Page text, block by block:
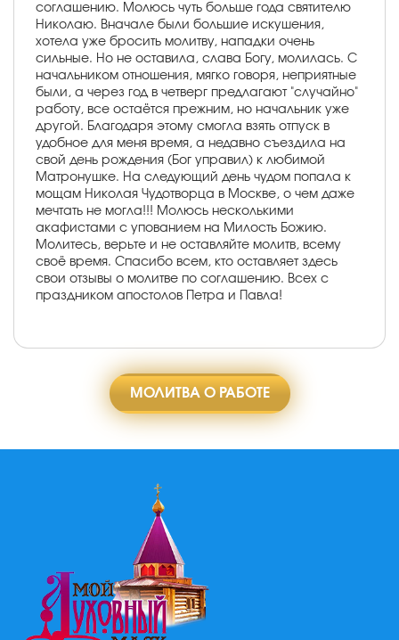
соглашению. Молюсь чуть больше года святителю
Николаю. Вначале были большие искушения,
хотела уже бросить молитву, нападки очень
сильные. Но не оставила, слава Богу, молилась. С
начальником отношения, мягко говоря, неприятные
были, а через год в четверг предлагают "случайно"
работу, все остаётся прежним, но начальник уже
другой. Благодаря этому смогла взять отпуск в
удобное для меня время, а недавно съездила на
свой день рождения (Бог управил) к любимой
Матронушке. На следующий день чудом попала к
мощам Николая Чудотворца в Москве, о чем даже
мечтать не могла!!! Молюсь несколькими
акафистами с упованием на Милость Божию.
Молитесь, верьте и не оставляйте молитв, всему
своё время. Спасибо всем, кто оставляет здесь
свои отзывы о молитве по соглашению. Всех с
праздником апостолов Петра и Павла!
МОЛИТВА О РАБОТЕ